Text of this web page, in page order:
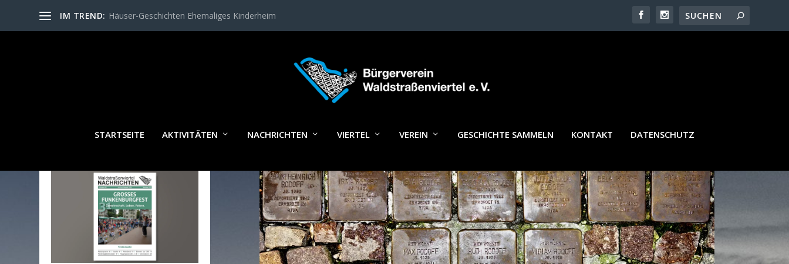
IM TREND: Häuser-Geschichten Ehemaliges Kinderheim
STARTSEITE AKTIVITÄTEN NACHRICHTEN VIERTEL VEREIN GESCHICHTE SAMMELN KONTAKT DATENSCHUTZ
STOLPERSTEIN_FREEGE22
WALDSTRASSENVIERTEL N